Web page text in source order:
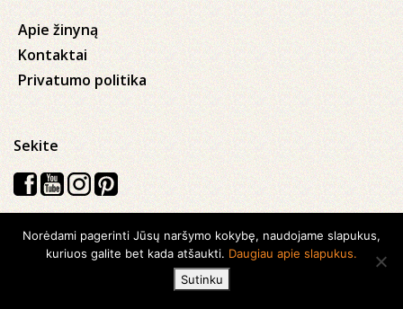
Apie žinyną
Kontaktai
Privatumo politika
Sekite
Visos teisės saugomos © 2026 Kauno apskrities viešoji Ąžuolyno
biblioteka
Norėdami pagerinti Jūsų naršymo kokybę, naudojame slapukus,
kuriuos galite bet kada atšaukti. Daugiau apie slapukus.
Sutinku